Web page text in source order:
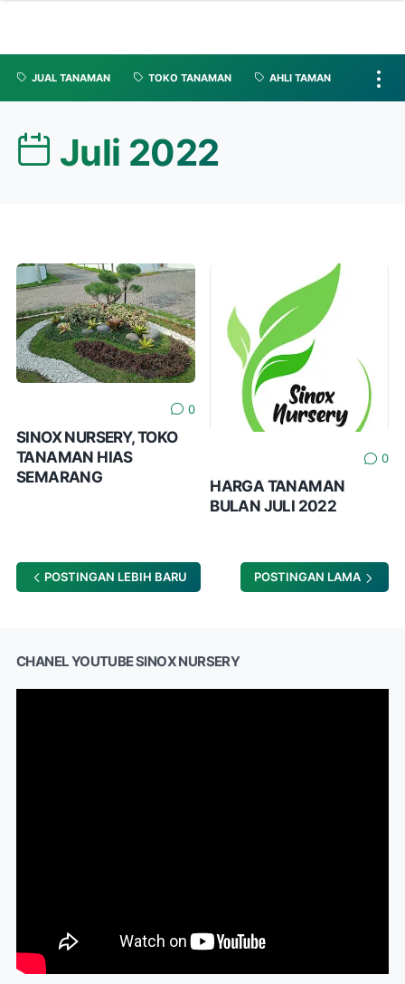
JUAL TANAMAN TOKO TANAMAN AHLI TAMAN
Juli 2022
0
SINOX NURSERY, TOKO
TANAMAN HIAS
SEMARANG
0
HARGA TANAMAN
BULAN JULI 2022
POSTINGAN LEBIH BARU POSTINGAN LAMA
CHANEL YOUTUBE SINOX NURSERY